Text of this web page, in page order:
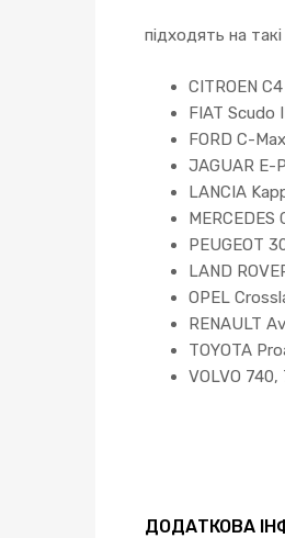
підходять на
CITROEN
FIAT Scudo
FORD C-
JAGUAR E-
LANCIA
MERCEDES
PEUGEOT
LAND
OPEL
RENAULT
TOYOTA
VOLVO
ДОДАТКОВА